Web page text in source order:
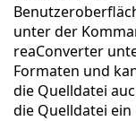
unter der
reaConverter
Formaten und
die Quelldatei
die Quelldatei ein